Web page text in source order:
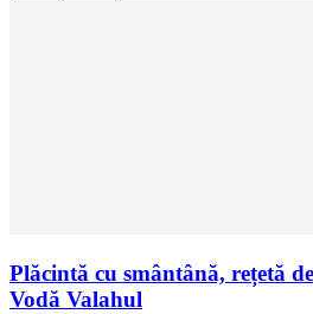
Plăcintă cu smântână, rețetă
Vodă Valahul